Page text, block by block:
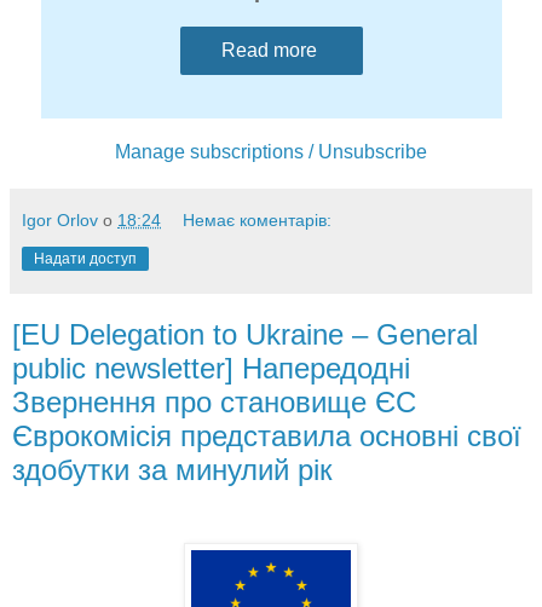
Read more
Manage subscriptions / Unsubscribe
Igor Orlov о 18:24 Немає коментарів:
Надати доступ
[EU Delegation to Ukraine – General
public newsletter] Напередодні
Звернення про становище ЄС
Єврокомісія представила основні свої
здобутки за минулий рік